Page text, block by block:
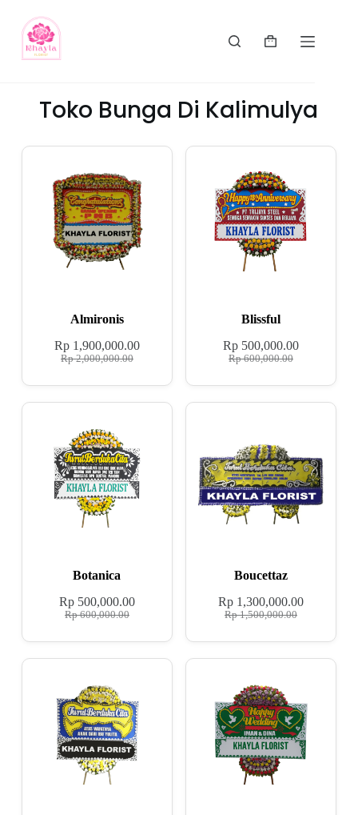
Toko Bunga Di Kalimulya
Almironis
Rp2,000,000.00
Rp1,900,000.00
Blissful
Rp600,000.00
Rp 500,000.00
Botanica
Rp600,000.00
Rp500,000.00
Boucettaz
Rp1,500,000.00
Rp 1,300,000.00